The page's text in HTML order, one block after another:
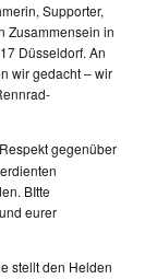
Supporter,
Zusammensein in
Düsseldorf. An
wir gedacht – wir
gegenüber
BItte
eurer
stellt den Helden